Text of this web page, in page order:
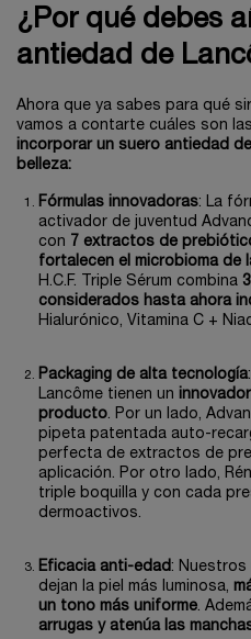
¿Por qué debes
antiedad de
Ahora que ya sabes para qué
vamos a contarte cuáles son las
incorporar un suero antiedad
belleza:
Fórmulas innovadoras: La
activador de juventud
con
7 extractos de
fortalecen el microbioma de
H.C.F. Triple Sérum combina
considerados hasta ahora
Hialurónico, Vitamina C +
Packaging de alta tecnología
Lancôme tienen un
producto . Por un lado,
pipeta patentada auto-
perfecta de extractos de
aplicación. Por otro lado,
triple boquilla y con cada
dermoactivos.
Eficacia anti-edad: Nuestros
dejan la piel más luminosa,
un tono más uniforme .
arrugas y atenúa las